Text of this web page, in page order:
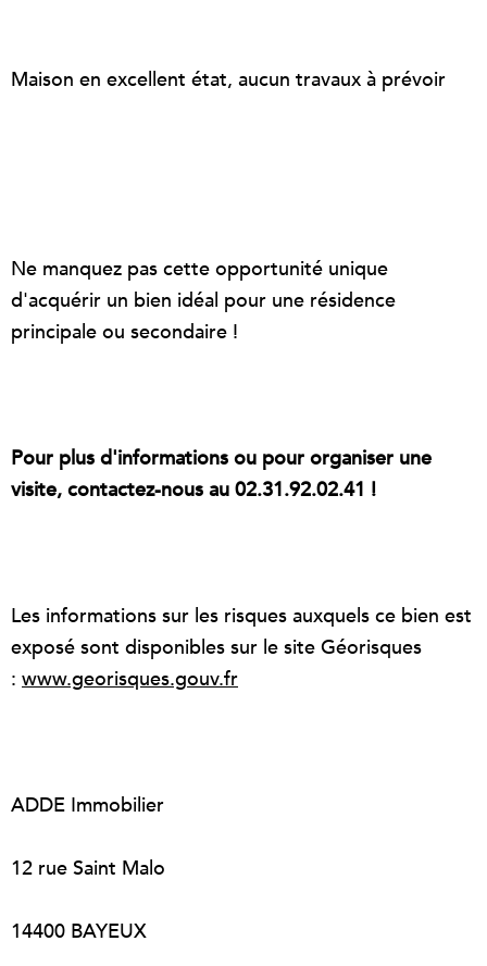
Maison en excellent état, aucun travaux à prévoir
Ne manquez pas cette opportunité unique
d'acquérir un bien idéal pour une résidence
principale ou secondaire !
Pour plus d'informations ou pour organiser une
visite, contactez-nous au 02.31.92.02.41 !
Les informations sur les risques auxquels ce bien est
exposé sont disponibles sur le site Géorisques
: www.georisques.gouv.fr
ADDE Immobilier
12 rue Saint Malo
14400 BAYEUX